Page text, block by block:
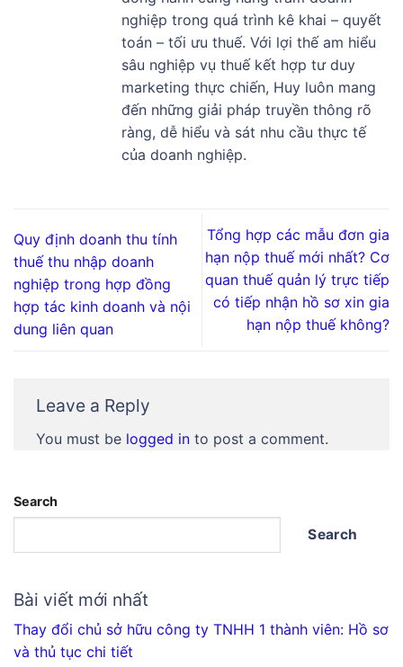
nghiệp trong quá trình kê khai – quyết
toán – tối ưu thuế. Với lợi thế am hiểu
sâu nghiệp vụ thuế kết hợp tư duy
marketing thực chiến, Huy luôn mang
đến những giải pháp truyền thông rõ
ràng, dễ hiểu và sát nhu cầu thực tế
của doanh nghiệp.
Quy định doanh thu tính
thuế thu nhập doanh
nghiệp trong hợp đồng
hợp tác kinh doanh và nội
dung liên quan
Tổng hợp các mẫu đơn gia
hạn nộp thuế mới nhất? Cơ
quan thuế quản lý trực tiếp
có tiếp nhận hồ sơ xin gia
hạn nộp thuế không?
Leave a Reply
You must be logged in to post a comment.
Search
Search
Bài viết mới nhất
Thay đổi chủ sở hữu công ty TNHH 1 thành viên: Hồ sơ
và thủ tục chi tiết